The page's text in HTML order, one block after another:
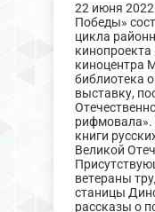
22 июня 2022
Победы»
цикла
кинопроекта
киноцентра
библиотека
выставку,
рифмовала».
книги
Великой
ветераны
станицы
рассказы о